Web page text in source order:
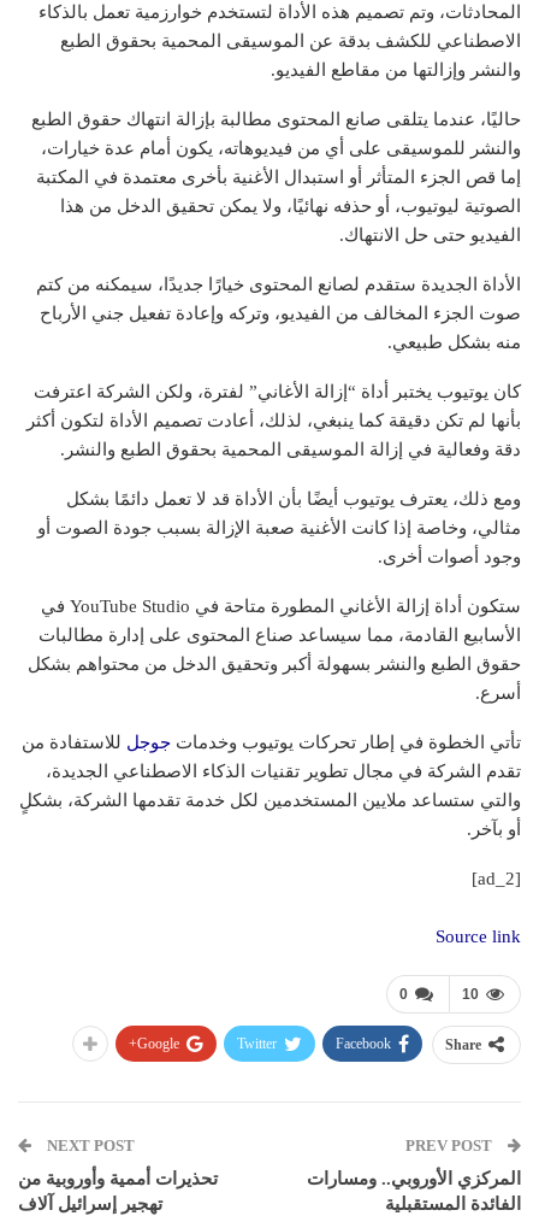
المحادثات، وتم تصميم هذه الأداة لتستخدم خوارزمية تعمل بالذكاء
الاصطناعي للكشف بدقة عن الموسيقى المحمية بحقوق الطبع
والنشر وإزالتها من مقاطع الفيديو.
حاليًا، عندما يتلقى صانع المحتوى مطالبة بإزالة انتهاك حقوق الطبع
والنشر للموسيقى على أي من فيديوهاته، يكون أمام عدة خيارات،
إما قص الجزء المتأثر أو استبدال الأغنية بأخرى معتمدة في المكتبة
الصوتية ليوتيوب، أو حذفه نهائيًا، ولا يمكن تحقيق الدخل من هذا
الفيديو حتى حل الانتهاك.
الأداة الجديدة ستقدم لصانع المحتوى خيارًا جديدًا، سيمكنه من كتم
صوت الجزء المخالف من الفيديو، وتركه وإعادة تفعيل جني الأرباح
منه بشكل طبيعي.
كان يوتيوب يختبر أداة “إزالة الأغاني” لفترة، ولكن الشركة اعترفت
بأنها لم تكن دقيقة كما ينبغي، لذلك، أعادت تصميم الأداة لتكون أكثر
دقة وفعالية في إزالة الموسيقى المحمية بحقوق الطبع والنشر.
ومع ذلك، يعترف يوتيوب أيضًا بأن الأداة قد لا تعمل دائمًا بشكل
مثالي، وخاصة إذا كانت الأغنية صعبة الإزالة بسبب جودة الصوت أو
وجود أصوات أخرى.
ستكون أداة إزالة الأغاني المطورة متاحة في YouTube Studio في
الأسابيع القادمة، مما سيساعد صناع المحتوى على إدارة مطالبات
حقوق الطبع والنشر بسهولة أكبر وتحقيق الدخل من محتواهم بشكل
أسرع.
تأتي الخطوة في إطار تحركات يوتيوب وخدمات جوجل للاستفادة من
تقدم الشركة في مجال تطوير تقنيات الذكاء الاصطناعي الجديدة،
والتي ستساعد ملايين المستخدمين لكل خدمة تقدمها الشركة، بشكلٍ
أو بآخر.
[ad_2]
Source link
0 10
Share
Facebook
Twitter
Google+
المركزي الأوروبي.. ومسارات
الفائدة المستقبلية
NEXT POST
تحذيرات أممية وأوروبية من
تهجير إسرائيل آلاف